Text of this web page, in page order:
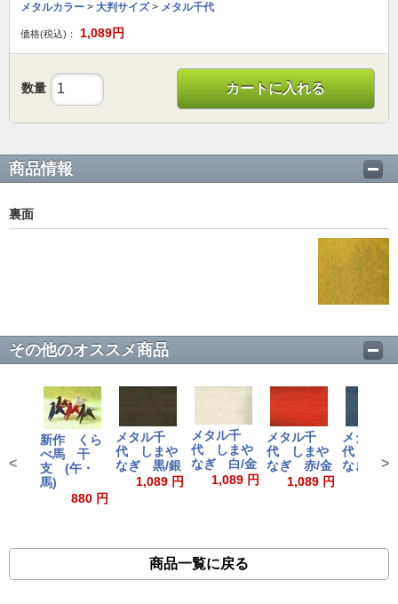
メタルカラー > 大判サイズ> メタル千代
価格(税込)： 1,089円
数量 カートに入れる
商品情報
裏面
その他のオススメ商品
新作 くら
べ馬 干
支 (午・
馬)
880 円
メタル千
代 しまや
なぎ 黒/銀
1,089 円
メタル千
代 しまや
なぎ 白/金
1,089 円
メタル千
代 しまや
なぎ 赤/金
1,089 円
メタル千
代 しま
なぎ 青/
< >
商品一覧に戻る